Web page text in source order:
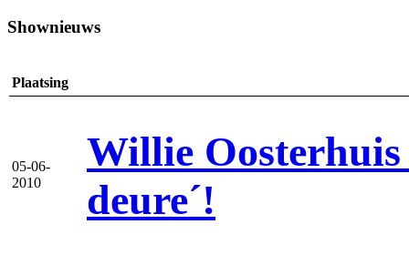
Shownieuws
Plaatsing
05-06-
2010
Willie
deure´!